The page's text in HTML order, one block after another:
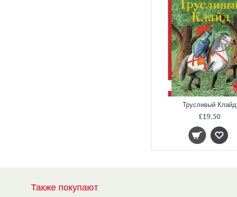
Трусливый Клайд
£19.50
Также покупают